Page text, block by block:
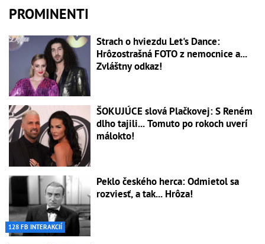
PROMINENTI
Strach o hviezdu Let's Dance:
Hrôzostrašná FOTO z nemocnice a...
Zvláštny odkaz!
ŠOKUJÚCE slová Plačkovej: S Reném
dlho tajili... Tomuto po rokoch uverí
málokto!
128 FB INTERAKCIÍ
Peklo českého herca: Odmietol sa
rozviesť, a tak... Hrôza!